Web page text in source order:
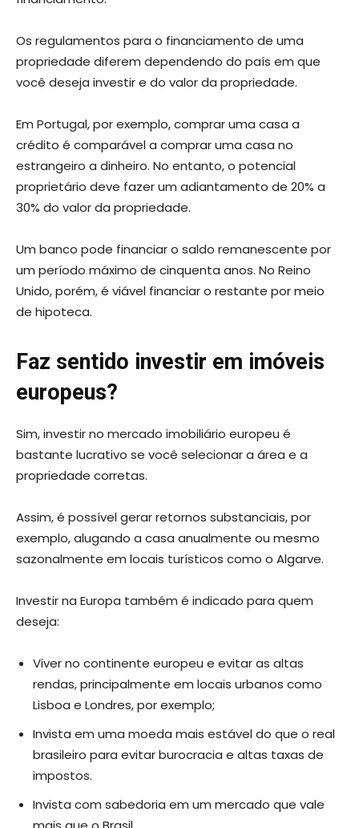
Os regulamentos para o financiamento de uma
propriedade diferem dependendo do país em que
você deseja investir e do valor da propriedade.
Em Portugal, por exemplo, comprar uma casa a
crédito é comparável a comprar uma casa no
estrangeiro a dinheiro. No entanto, o potencial
proprietário deve fazer um adiantamento de 20% a
30% do valor da propriedade.
Um banco pode financiar o saldo remanescente por
um período máximo de cinquenta anos. No Reino
Unido, porém, é viável financiar o restante por meio
de hipoteca.
Faz sentido investir em imóveis
europeus?
Sim, investir no mercado imobiliário europeu é
bastante lucrativo se você selecionar a área e a
propriedade corretas.
Assim, é possível gerar retornos substanciais, por
exemplo, alugando a casa anualmente ou mesmo
sazonalmente em locais turísticos como o Algarve.
Investir na Europa também é indicado para quem
deseja:
Viver no continente europeu e evitar as altas
rendas, principalmente em locais urbanos como
Lisboa e Londres, por exemplo;
Invista em uma moeda mais estável do que o real
brasileiro para evitar burocracia e altas taxas de
impostos.
Invista com sabedoria em um mercado que vale